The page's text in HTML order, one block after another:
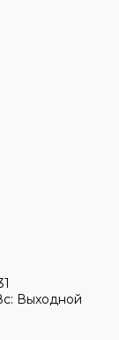
Выходной